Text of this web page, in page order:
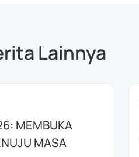
Lainnya
MEMBUKA
MASA